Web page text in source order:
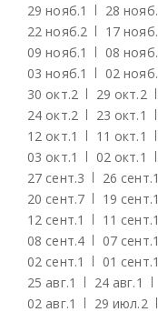
29 нояб.1 28 нояб.
22 нояб.2 17 нояб.
09 нояб.1 08 нояб.
03 нояб.1 02 нояб.
30 окт.2 29 окт.2
24 окт.2 23 окт.1
12 окт.1 11 окт.1
03 окт.1 02 окт.1
27 сент.3 26 сент.1
20 сент.7 19 сент.1
12 сент.1 11 сент.1
08 сент.4 07 сент.1
02 сент.1 01 сент.1
25 авг.1 24 авг.1
02 авг.1 29 июл.2